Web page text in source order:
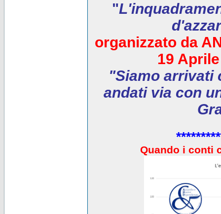
"
organizzato da
19
"Siamo arrivati
andati via con
Quando i conti